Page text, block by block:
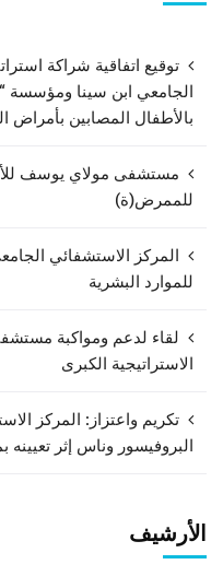
توقيع اتفاقية شراكة
الجامعي ابن سينا ومؤسسة
بالأطفال المصابين بأمراض
مستشفى مولاي يوسف
للممرض(ة)
المركز الاستشفائي
للموارد البشرية
لقاء لدعم ومواكبة
الاستراتيجية الكبرى
تكريم واعتزاز: المركز
البروفيسور وناس إثر
الأرشيف